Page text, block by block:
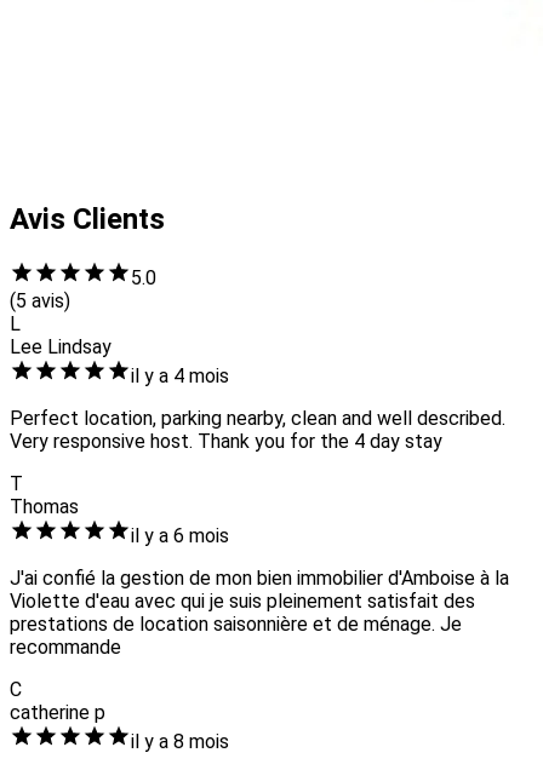
Avis Clients
5.0
(5 avis)
L
Lee Lindsay
il y a 4 mois
Perfect location, parking nearby, clean and well described.
Very responsive host. Thank you for the 4 day stay
T
Thomas
il y a 6 mois
J'ai confié la gestion de mon bien immobilier d'Amboise à la
Violette d'eau avec qui je suis pleinement satisfait des
prestations de location saisonnière et de ménage. Je
recommande
C
catherine p
il y a 8 mois